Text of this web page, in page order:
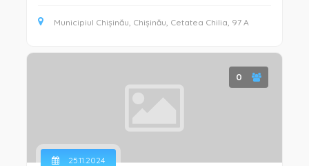
Municipiul Chișinău, Chișinău, Cetatea Chilia, 97 A
0
25.11.2024